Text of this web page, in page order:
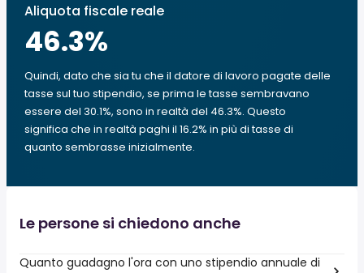
Aliquota fiscale reale
46.3%
Quindi, dato che sia tu che il datore di lavoro pagate delle
tasse sul tuo stipendio, se prima le tasse sembravano
essere del 30.1%, sono in realtà del 46.3%. Questo
significa che in realtà paghi il 16.2% in più di tasse di
quanto sembrasse inizialmente.
Le persone si chiedono anche
Quanto guadagno l'ora con uno stipendio annuale di